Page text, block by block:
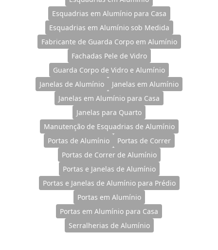
Esquadrias em Alumínio para Casa
Esquadrias em Alumínio sob Medida
Fabricante de Guarda Corpo em Alumínio
Fachadas Pele de Vidro
Guarda Corpo de Vidro e Alumínio
Janelas de Alumínio
Janelas em Alumínio
Janelas em Alumínio para Casa
Janelas para Quarto
Manutenção de Esquadrias de Alumínio
Portas de Alumínio
Portas de Correr
Portas de Correr de Alumínio
Portas e Janelas de Alumínio
Portas e Janelas de Alumínio para Prédio
Portas em Alumínio
Portas em Alumínio para Casa
Serralherias de Alumínio